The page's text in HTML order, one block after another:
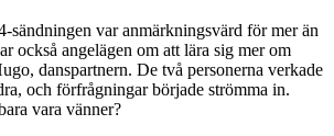
var anmärkningsvärd för mer än
också angelägen om att lära sig mer om
danspartnern. De två personerna verkade
och förfrågningar började strömma in.
vara vänner?